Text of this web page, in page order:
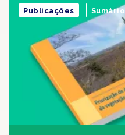
Publicações Sumário